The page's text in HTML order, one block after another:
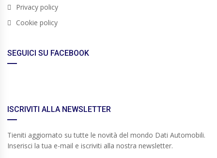
Privacy policy
Cookie policy
SEGUICI SU FACEBOOK
ISCRIVITI ALLA NEWSLETTER
Tieniti aggiornato su tutte le novità del mondo Dati Automobili.
Inserisci la tua e-mail e iscriviti alla nostra newsletter.